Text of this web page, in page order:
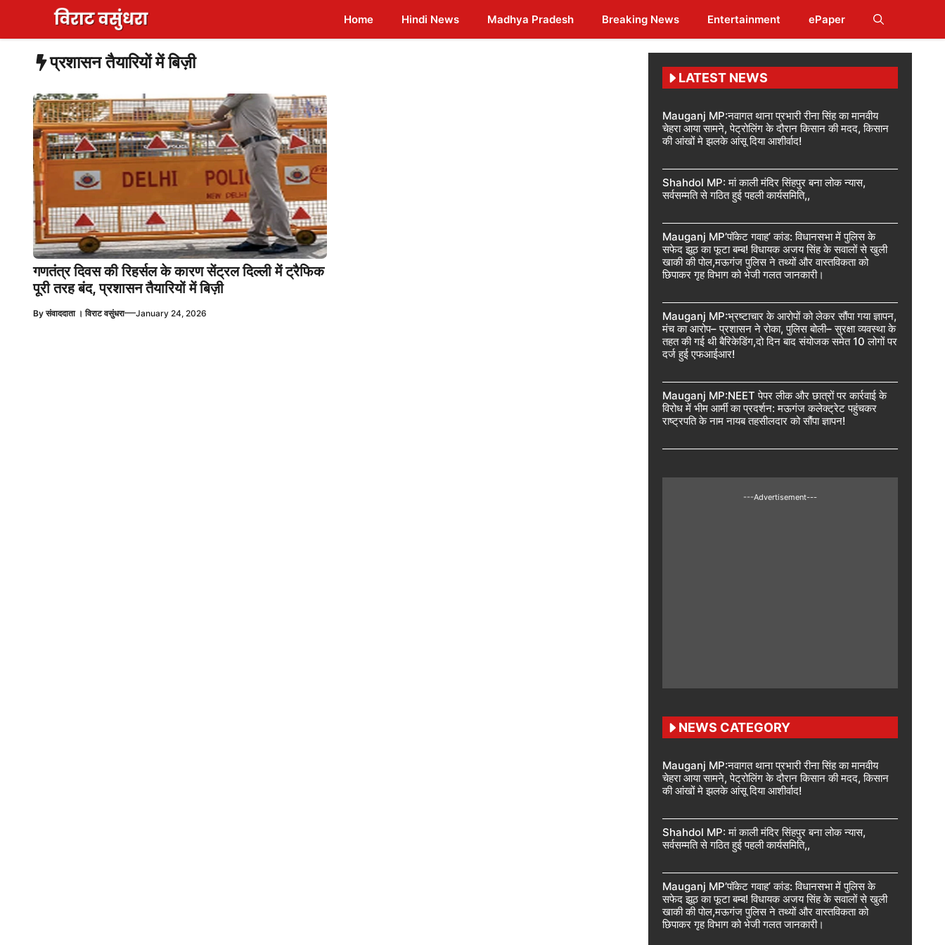
content
Home Hindi News Madhya Pradesh Breaking News Entertainment ePaper
प्रशासन तैयारियों में बिज़ी
गणतंत्र दिवस की रिहर्सल के कारण सेंट्रल दिल्ली में ट्रैफिक
पूरी तरह बंद, प्रशासन तैयारियों में बिज़ी
Byसंवाददाता । विराट वसुंधरा—January 24, 2026
LATEST NEWS
Mauganj MP:नवागत थाना प्रभारी रीना सिंह का मानवीय
चेहरा आया सामने, पेट्रोलिंग के दौरान किसान की मदद, किसान
की आंखों मे झलके आंसू दिया आशीर्वाद!
Shahdol MP: मां काली मंदिर सिंहपुर बना लोक न्यास,
सर्वसम्मति से गठित हुई पहली कार्यसमिति,,
Mauganj MP’पॉकेट गवाह’ कांड: विधानसभा में पुलिस के
सफेद झूठ का फूटा बम्ब! विधायक अजय सिंह के सवालों से खुली
खाकी की पोल,मऊगंज पुलिस ने तथ्यों और वास्तविकता को
छिपाकर गृह विभाग को भेजी गलत जानकारी।
Mauganj MP:भ्रष्टाचार के आरोपों को लेकर सौंपा गया ज्ञापन,
मंच का आरोप– प्रशासन ने रोका, पुलिस बोली– सुरक्षा व्यवस्था के
तहत की गई थी बैरिकेडिंग,दो दिन बाद संयोजक समेत 10 लोगों पर
दर्ज हुई एफआईआर!
Mauganj MP:NEET पेपर लीक और छात्रों पर कार्रवाई के
विरोध में भीम आर्मी का प्रदर्शन: मऊगंज कलेक्ट्रेट पहुंचकर
राष्ट्रपति के नाम नायब तहसीलदार को सौंपा ज्ञापन!
---Advertisement---
NEWS CATEGORY
Mauganj MP:नवागत थाना प्रभारी रीना सिंह का मानवीय
चेहरा आया सामने, पेट्रोलिंग के दौरान किसान की मदद, किसान
की आंखों मे झलके आंसू दिया आशीर्वाद!
Shahdol MP: मां काली मंदिर सिंहपुर बना लोक न्यास,
सर्वसम्मति से गठित हुई पहली कार्यसमिति,,
Mauganj MP’पॉकेट गवाह’ कांड: विधानसभा में पुलिस के
सफेद झूठ का फूटा बम्ब! विधायक अजय सिंह के सवालों से खुली
खाकी की पोल,मऊगंज पुलिस ने तथ्यों और वास्तविकता को
छिपाकर गृह विभाग को भेजी गलत जानकारी।